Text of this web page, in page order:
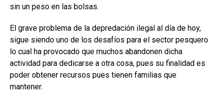
sin un peso en las bolsas.
El grave problema de la depredación ilegal al día de hoy,
sigue siendo uno de los desafíos para el sector pesquero
lo cual ha provocado que muchos abandonen dicha
actividad para dedicarse a otra cosa, pues su finalidad es
poder obtener recursos pues tienen familias que
mantener.